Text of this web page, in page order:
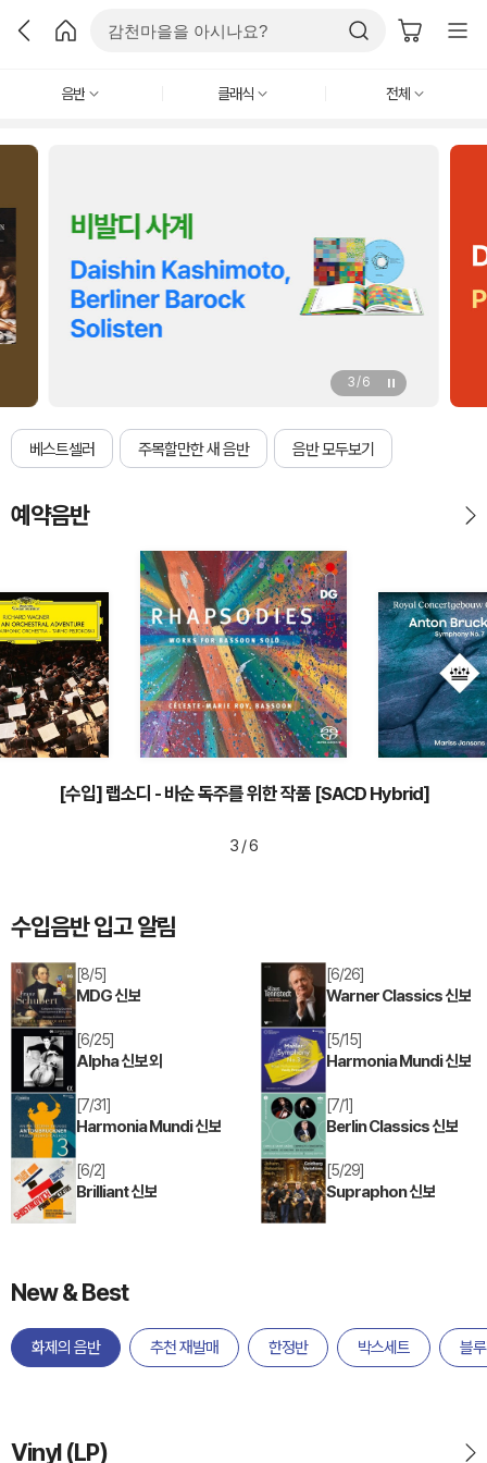
음반 클래식 전체
3 / 6
베스트셀러 주목할만한 새 음반 음반 모두보기
예약음반
3 / 6
[수입] 랩소디 - 바순 독주를 위한 작품 [SACD Hybrid]
수입음반 입고 알림
[8/5]
MDG 신보
[6/25]
Alpha 신보 외
[7/31]
Harmonia Mundi 신보
[6/2]
Brilliant 신보
[6/26]
Warner Classics 신보
[5/15]
Harmonia Mundi 신보
[7/1]
Berlin Classics 신보
[5/29]
Supraphon 신보
New & Best
화제의 음반 추천 재발매 한정반 박스세트 블
Vinyl (LP)